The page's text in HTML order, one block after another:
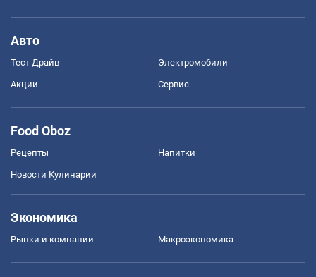
Авто
Тест Драйв Электромобили
Акции Сервис
Food Oboz
Рецепты Напитки
Новости Кулинарии
Экономика
Рынки и компании Mакроэкономика